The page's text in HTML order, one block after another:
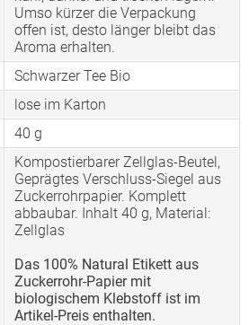
Umso kürzer die Verpackung
offen ist, desto länger bleibt das
Aroma erhalten.
Schwarzer Tee Bio
lose im Karton
40 g
Kompostierbarer Zellglas-Beutel,
Geprägtes Verschluss-Siegel aus
Zuckerrohrpapier. Komplett
abbaubar. Inhalt 40 g, Material:
Zellglas
Das 100% Natural Etikett aus
Zuckerrohr-Papier mit
biologischem Klebstoff ist im
Artikel-Preis enthalten.